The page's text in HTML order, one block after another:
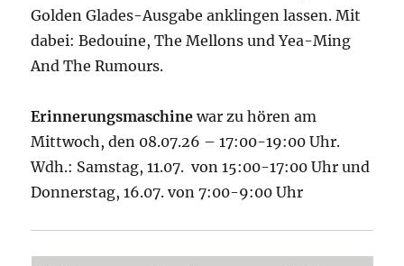
Golden Glades-Ausgabe anklingen lassen. Mit
dabei: Bedouine, The Mellons und Yea-Ming
And The Rumours.
Erinnerungsmaschine war zu hören am
Mittwoch, den 08.07.26 – 17:00-19:00 Uhr.
Wdh.: Samstag, 11.07. von 15:00-17:00 Uhr und
Donnerstag, 16.07. von 7:00-9:00 Uhr